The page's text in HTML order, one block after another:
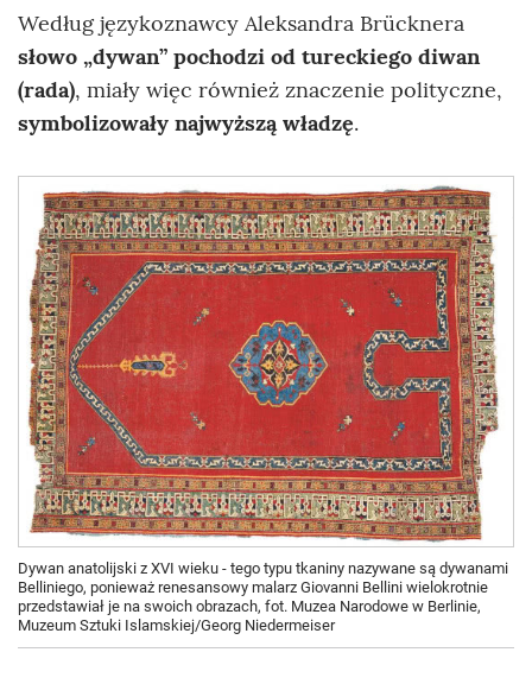
Według językoznawcy Aleksandra Brücknera
słowo „dywan” pochodzi od tureckiego diwan
(rada), miały więc również znaczenie polityczne,
symbolizowały najwyższą władzę.
Dywan anatolijski z XVI wieku - tego typu tkaniny nazywane są dywanami
Belliniego, ponieważ renesansowy malarz Giovanni Bellini wielokrotnie
przedstawiał je na swoich obrazach, fot. Muzea Narodowe w Berlinie,
Muzeum Sztuki Islamskiej/Georg Niedermeiser